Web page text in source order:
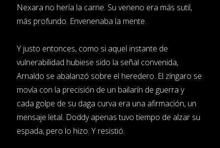
Nexara no hería la carne. Su veneno era más sutil,
más profundo. Envenenaba la mente.
Y justo entonces, como si aquel instante de
vulnerabilidad hubiese sido la señal convenida,
Arnaldo se abalanzó sobre el heredero. El zíngaro se
movía con la precisión de un bailarín de guerra y
cada golpe de su daga curva era una afirmación, un
mensaje letal. Doddy apenas tuvo tiempo de alzar su
espada, pero lo hizo. Y resistió.